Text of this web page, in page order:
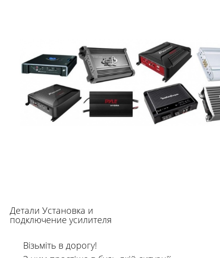
Детали Установка и
подключение усилителя
Візьміть в дорогу!